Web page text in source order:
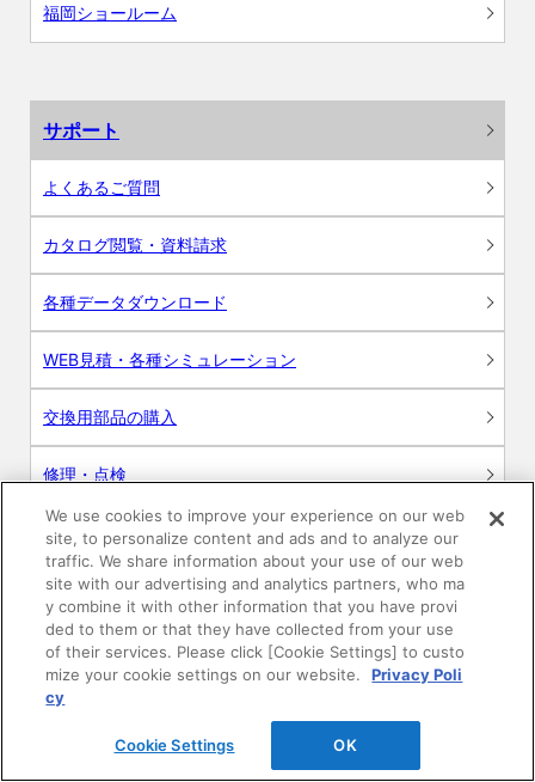
福岡ショールーム
サポート
よくあるご質問
カタログ閲覧・資料請求
各種データダウンロード
WEB見積・各種シミュレーション
交換用部品の購入
修理・点検
お問い合わせ
ログイン
建築・設計関係者様向けサイト
ユーザー登録サービス
WEB見積システム
We use cookies to improve your experience on our web
site, to personalize content and ads and to analyze our
traffic. We share information about your use of our web
site with our advertising and analytics partners, who ma
y combine it with other information that you have provi
ded to them or that they have collected from your use
of their services. Please click [Cookie Settings] to custo
mize your cookie settings on our website.
Privacy Poli
cy
Cookie Settings OK